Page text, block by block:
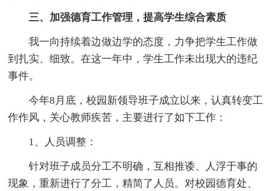
三、加强德育工作管理，提高学生综合素质
我一向持续着边做边学的态度，力争把学生工作做
到扎实、细致。在这一年中，学生工作未出现大的违纪
事件。
今年8月底，校园新领导班子成立以来，认真转变工
作作风，关心教师疾苦，主要进行了如下工作：
1、人员调整：
针对班子成员分工不明确，互相推诿、人浮于事的
现象，重新进行了分工，精简了人员。对校园德育处、